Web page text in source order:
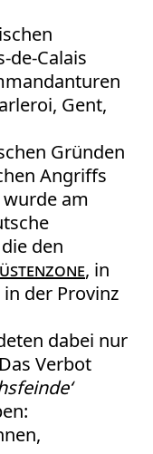
de-Calais
Gent,
Gründen
Angriffs
am
den
, in
der Provinz
dabei nur
Verbot